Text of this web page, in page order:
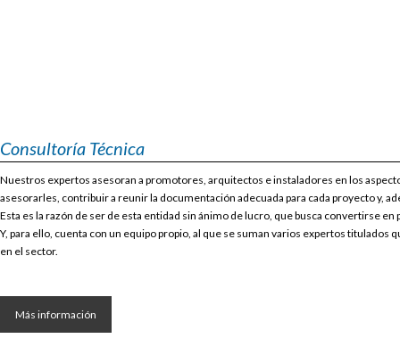
Consultoría Técnica
Nuestros expertos asesoran a promotores, arquitectos e instaladores en los
asesorarles, contribuir a reunir la documentación adecuada para cada proyecto y,
Esta es la razón de ser de esta entidad sin ánimo de lucro, que busca convertirse
Y, para ello, cuenta con un equipo propio, al que se suman varios expertos
en el sector.
Más información